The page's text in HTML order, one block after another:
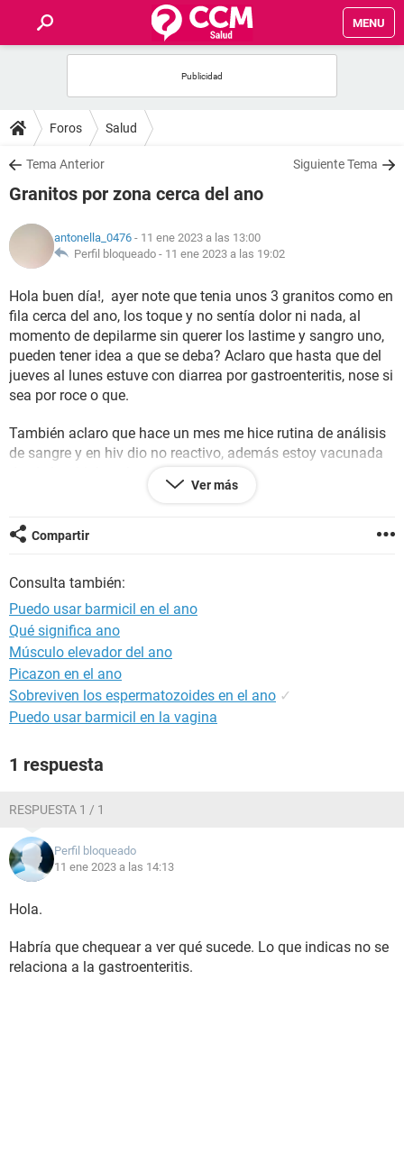
MENU
FOROS
SALUD
NUTRICIÓN
BIENESTAR
SEXUALIDAD
GLOSARIO
Foros Salud
Tema Anterior Siguiente Tema
Granitos por zona cerca del ano
antonella_0476 - 11 ene 2023 a las 13:00
Perfil bloqueado - 11 ene 2023 a las 19:02
Hola buen día!, ayer note que tenia unos 3 granitos como en
fila cerca del ano, los toque y no sentía dolor ni nada, al
momento de depilarme sin querer los lastime y sangro uno,
pueden tener idea a que se deba? Aclaro que hasta que del
jueves al lunes estuve con diarrea por gastroenteritis, nose si
sea por roce o que.
También aclaro que hace un mes me hice rutina de análisis
de sangre y en hiv dio no reactivo, además estoy vacunada
Ver más
Compartir
Consulta también:
Puedo usar barmicil en el ano
Qué significa ano
Músculo elevador del ano
Picazon en el ano
Sobreviven los espermatozoides en el ano ✓
Puedo usar barmicil en la vagina
1 respuesta
RESPUESTA 1 / 1
Perfil bloqueado
11 ene 2023 a las 14:13
Hola.
Habría que chequear a ver qué sucede. Lo que indicas no se
relaciona a la gastroenteritis.